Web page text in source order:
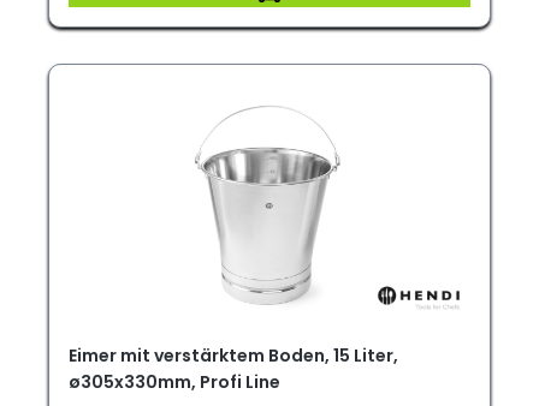
Eimer mit verstärktem Boden, 15 Liter,
ø305x330mm, Profi Line